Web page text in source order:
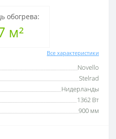
обогрева:
м²
Все характеристики
Novello
Stelrad
Нидерланды
1362 Вт
900 мм